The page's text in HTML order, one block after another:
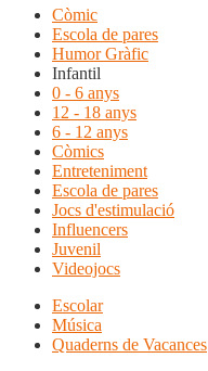
Còmic
Escola de pares
Humor Gràfic
Infantil
0 - 6 anys
12 - 18 anys
6 - 12 anys
Còmics
Entreteniment
Escola de pares
Jocs d'estimulació
Influencers
Juvenil
Videojocs
Escolar
Música
Quaderns de Vacances